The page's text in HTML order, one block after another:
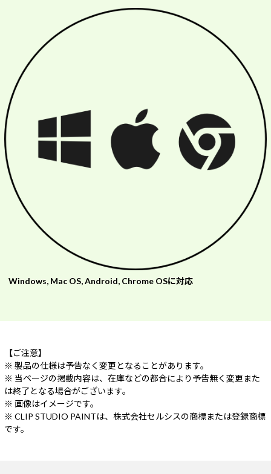
Windows, Mac OS, Android, Chrome OSに対応
【ご注意】
※ 製品の仕様は予告なく変更となることがあります。
※ 当ページの掲載内容は、在庫などの都合により予告無く変更また
は終了となる場合がございます。
※ 画像はイメージです。
※ CLIP STUDIO PAINTは、株式会社セルシスの商標または登録商標
です。